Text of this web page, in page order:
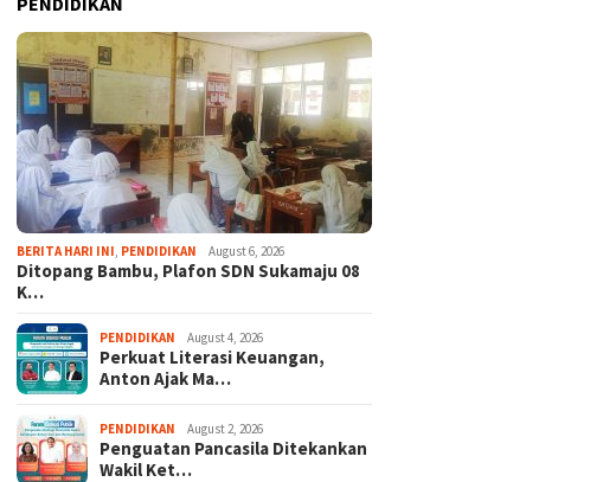
Lomba Rakyat Demokrat
Kabupaten Bogor Hadirkan
Kompetisi Lintas Generasi,
Uji Kekompakan dan Strategi
Tim
Kabupaten Bogor Tembus
BERITA HARI INI PENDIDIKAN August 6, 2026
Ditopang Bambu, Plafon SDN Sukamaju 08
K…
PENDIDIKAN August 4, 2026
Perkuat Literasi Keuangan,
Anton Ajak Ma…
PENDIDIKAN August 2, 2026
Penguatan Pancasila Ditekankan
Wakil Ket…